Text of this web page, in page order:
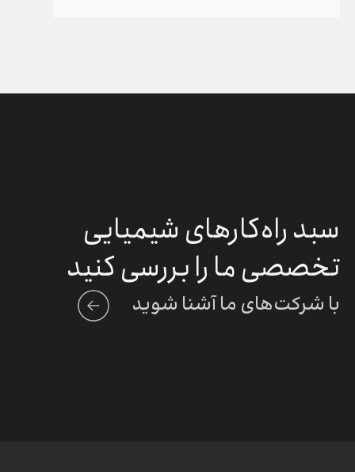
سبد راه‌کارهای شیمیایی
تخصصی ما را بررسی کنید
با شرکت‌های ما آشنا شوید